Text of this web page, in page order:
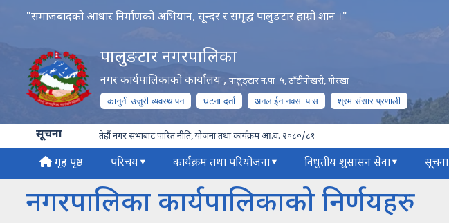
"समाजबादको आधार निर्माणको अभियान, सून्दर र समृद्ध पालुङटार हाम्रो शान ।"
पालुङटार नगरपालिका
नगर कार्यपालिकाको कार्यालय ,पालुङ्टार न.पा–५, ठाँटीपोखरी, गोरखा
कानुनी उजुरी व्यवस्थापन घटना दर्ता अनलाईन नक्सा पास श्रम संसार प्रणाली
सूचना तेर्हौ नगर सभाबाट पारित नीति, योजना तथा कार्यक्रम आ.व. २०८०/८१
गृह पृष्ठ परिचय कार्यक्रम तथा परियोजना विधुतीय शुसासन सेवा सूचना
नगरपालिका कार्यपालिकाको निर्णयहरु